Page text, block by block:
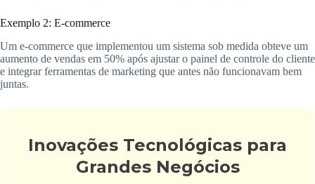
Exemplo 2: E-commerce
Um e-commerce que implementou um sistema sob medida obteve um
aumento de vendas em 50% após ajustar o painel de controle do cliente
e integrar ferramentas de marketing que antes não funcionavam bem
juntas.
Inovações Tecnológicas para
Grandes Negócios